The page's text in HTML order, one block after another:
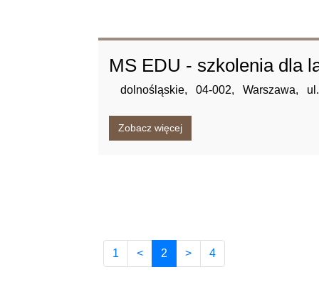
MS EDU - szkolenia dla
dolnośląskie, 04-002, Warszawa,
Zobacz więcej
1 < 2 > 4